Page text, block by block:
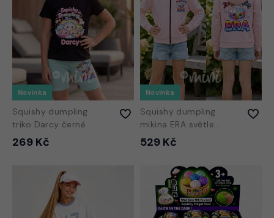
Novinka
Squishy dumpling
triko Darcy černé
269 Kč
Novinka
Squishy dumpling
mikina ERA světle
růžová
529 Kč